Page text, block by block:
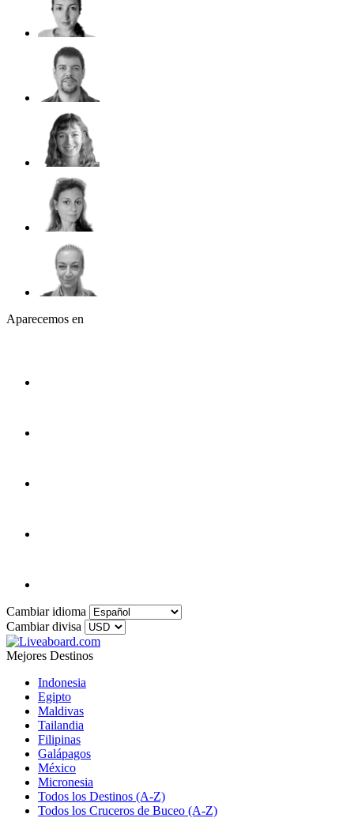
Aparecemos en
Cambiar idioma
Cambiar divisa
Mejores Destinos
Indonesia
Egipto
Maldivas
Tailandia
Filipinas
Galápagos
México
Micronesia
Todos los Destinos (A-Z)
Todos los Cruceros de Buceo (A-Z)